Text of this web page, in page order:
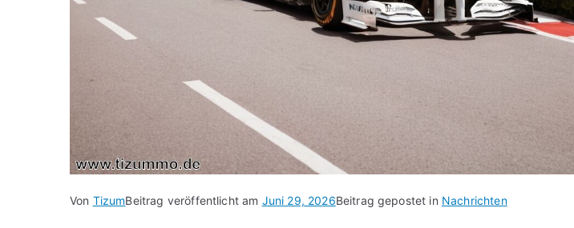
Von TizumBeitrag veröffentlicht am Juni 29, 2026Beitrag gepostet in Nachrichten